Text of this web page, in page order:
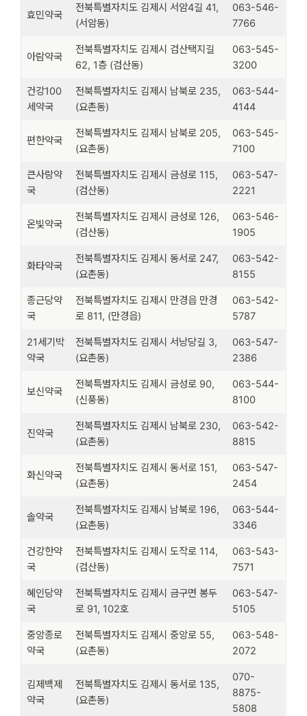
효민약국
전북특별자치도 김제시 서암4길 41,
(서암동)
063-546-
7766
아람약국
전북특별자치도 김제시 검산택지길
62, 1층 (검산동)
063-545-
3200
건강100
세약국
전북특별자치도 김제시 남북로 235,
(요촌동)
063-544-
4144
편한약국
전북특별자치도 김제시 남북로 205,
(요촌동)
063-545-
7100
큰사랑약
국
전북특별자치도 김제시 금성로 115,
(검산동)
063-547-
2221
온빛약국
전북특별자치도 김제시 금성로 126,
(검산동)
063-546-
1905
화타약국
전북특별자치도 김제시 동서로 247,
(요촌동)
063-542-
8155
종근당약
국
전북특별자치도 김제시 만경읍 만경
로 811, (만경읍)
063-542-
5787
21세기박
약국
전북특별자치도 김제시 서낭당길 3,
(요촌동)
063-547-
2386
보신약국
전북특별자치도 김제시 금성로 90,
(신풍동)
063-544-
8100
진약국
전북특별자치도 김제시 남북로 230,
(요촌동)
063-542-
8815
화신약국
전북특별자치도 김제시 동서로 151,
(요촌동)
063-547-
2454
솔약국
전북특별자치도 김제시 남북로 196,
(요촌동)
063-544-
3346
건강한약
국
전북특별자치도 김제시 도작로 114,
(검산동)
063-543-
7571
혜인당약
국
전북특별자치도 김제시 금구면 봉두
로 91, 102호
063-547-
5105
중앙종로
약국
전북특별자치도 김제시 중앙로 55,
(요촌동)
063-548-
2072
김제백제
약국
전북특별자치도 김제시 동서로 135,
(요촌동)
070-
8875-
5808